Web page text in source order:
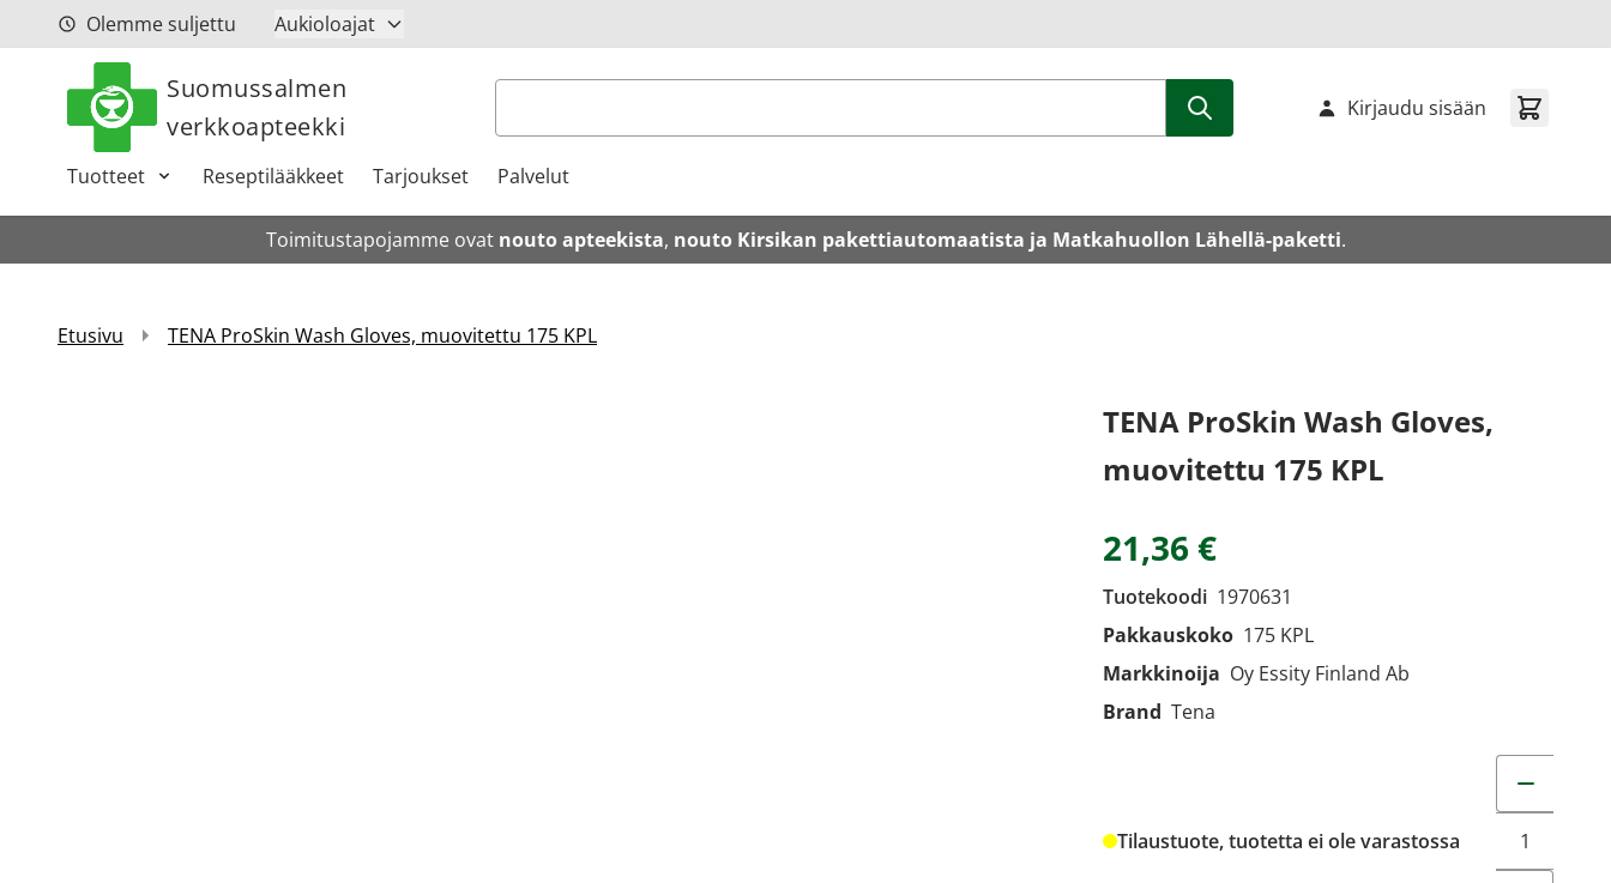
Siirry sisältöönOlemme suljettu Aukioloajat
Suomussalmen
verkkoapteekki
Haku
Tuotteet Reseptilääkkeet Tarjoukset Palvelut
Kirjaudu sisään
Toimitustapojamme ovat nouto apteekista, nouto Kirsikan pakettiautomaatista ja Matkahuollon Lähellä-paketti.
Etusivu TENA ProSkin Wash Gloves, muovitettu 175 KPL
TENA ProSkin Wash Gloves,
muovitettu 175 KPL
21,36 €
Tuotekoodi 1970631
Pakkauskoko 175 KPL
Markkinoija Oy Essity Finland Ab
Brand Tena
Tilaustuote, tuotetta ei ole varastossa